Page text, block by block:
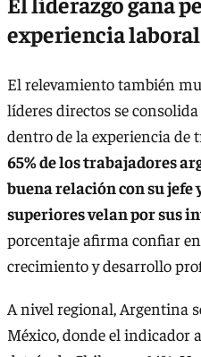
experiencia laboral
El relevamiento también
líderes directos se
dentro de la experiencia de
65% de los trabajadores
buena relación con su jefe
superiores velan por sus
porcentaje afirma confiar
crecimiento y desarrollo
A nivel regional, Argentina
México, donde el indicador